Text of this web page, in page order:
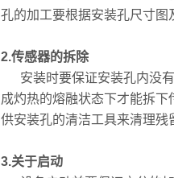
孔的加工要根据安装孔尺寸图
2.传感器的拆除
安装时要保证安装孔内没有
成灼热的熔融状态下才能拆
供安装孔的清洁工具来清理残
3.关于启动